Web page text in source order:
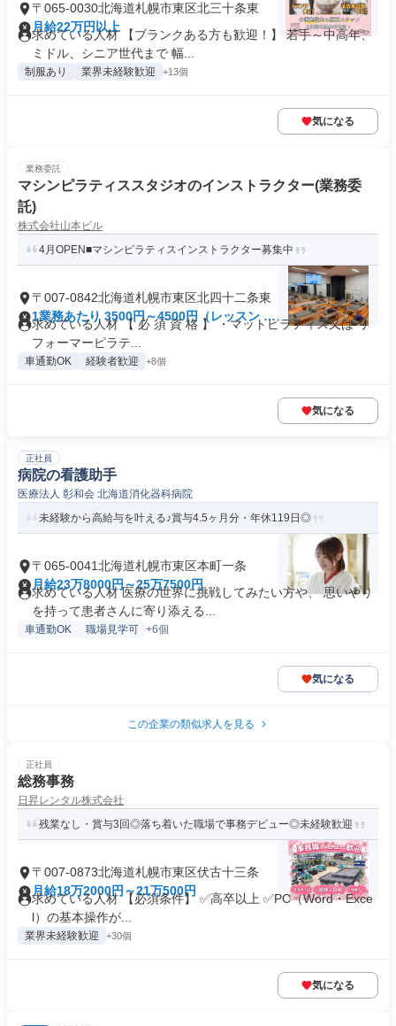
〒065-0030北海道札幌市東区北三十条東
月給22万円以上
求めている人材 【ブランクある方も歓迎！】 若手～中高年、
ミドル、シニア世代まで 幅...
制服あり 業界未経験歓迎 +13個
気になる
業務委託
マシンピラティススタジオのインストラクター(業務委
託)
株式会社山本ビル
4月OPEN■マシンピラティスインストラクター募集中
〒007-0842北海道札幌市東区北四十二条東
1業務あたり 3500円～4500円（レッスン 60
分）
求めている人材 【 必 須 資 格 】 ・マットピラティス又は リ
フォーマーピラテ...
車通勤OK 経験者歓迎 +8個
気になる
正社員
病院の看護助手
医療法人 彰和会 北海道消化器科病院
未経験から高給与を叶える♪賞与4.5ヶ月分・年休119日◎
〒065-0041北海道札幌市東区本町一条
月給23万8000円～25万7500円
求めている人材 医療の世界に挑戦してみたい方や、 思いやり
を持って患者さんに寄り添える...
車通勤OK 職場見学可 +6個
気になる
この企業の類似求人を見る
正社員
総務事務
日昇レンタル株式会社
残業なし・賞与3回◎落ち着いた職場で事務デビュー◎未経験歓迎
〒007-0873北海道札幌市東区伏古十三条
月給18万2000円～21万500円
求めている人材 【必須条件】 ✅高卒以上 ✅PC（Word・Exce
l）の基本操作が...
業界未経験歓迎 +30個
気になる